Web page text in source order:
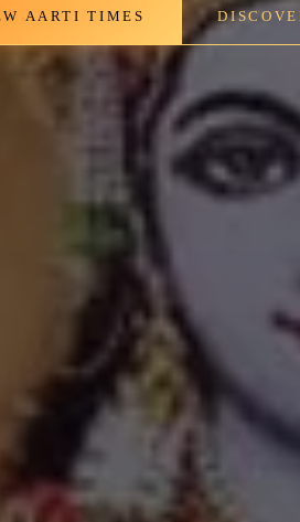
✦
DISCOVER HERITAGE